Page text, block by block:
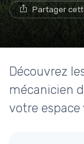
Partager
Découvrez
mécanicien
votre